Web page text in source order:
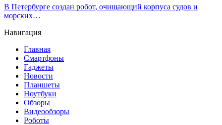
В Петербурге создан робот, очищающий корпуса судов и
морских…
Навигация
Главная
Смартфоны
Гаджеты
Новости
Планшеты
Ноутбуки
Обзоры
Видеообзоры
Роботы